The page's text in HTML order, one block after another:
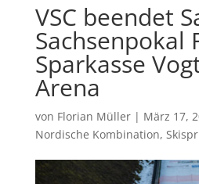
VSC beendet
Sachsenpokal
Sparkasse
Arena
von Florian Müller| März 17,
Nordische Kombination,